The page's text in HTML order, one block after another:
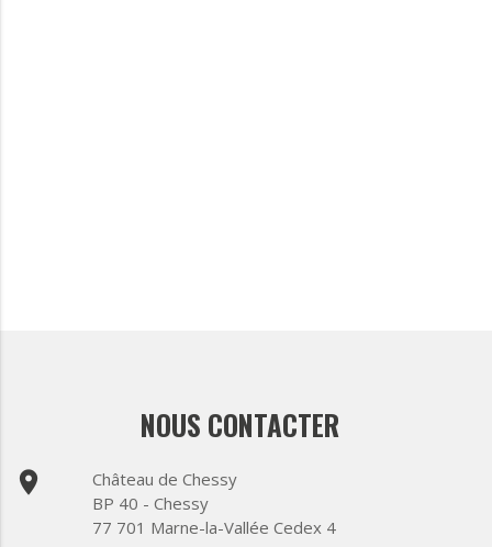
NOUS CONTACTER
place
Château de Chessy
BP 40 - Chessy
77 701 Marne-la-Vallée Cedex 4